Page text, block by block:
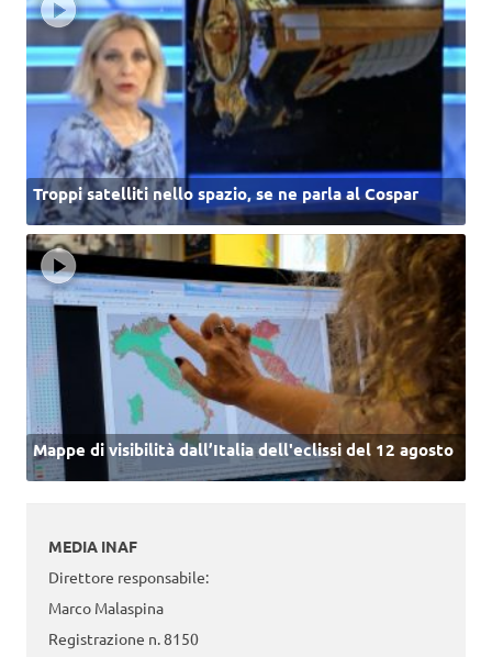
Troppi satelliti nello spazio, se ne parla al Cospar
Mappe di visibilità dall’Italia dell'eclissi del 12 agosto
MEDIA INAF
Direttore responsabile:
Marco Malaspina
Registrazione n. 8150